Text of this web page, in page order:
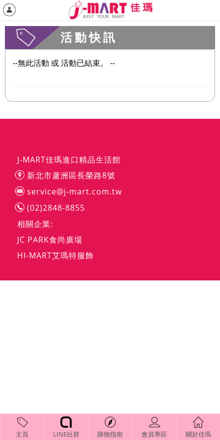
活動快訊
--無此活動 或 活動已結束。 --
J-MART佳瑪進口精品生活館
新北市蘆洲區長榮路8號
service@j-mart.com.tw
(02)2848-8855
相關企業:
JC PARK食尚廣場
HI-MART艾瑪特服飾
主頁 LINE社群 購物指南 會員專區 關於佳瑪